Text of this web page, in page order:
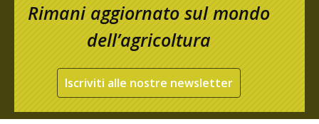
Rimani aggiornato sul mondo
dell’agricoltura
Iscriviti alle nostre newsletter